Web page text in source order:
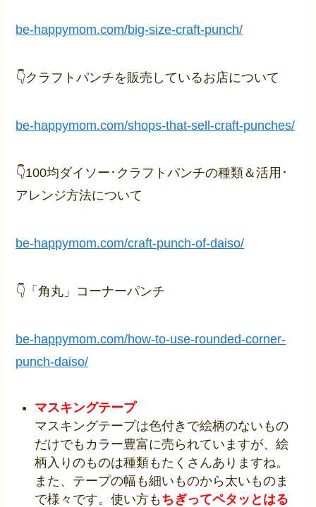
be-happymom.com/big-size-craft-punch/
👇クラフトパンチを販売しているお店について
be-happymom.com/shops-that-sell-craft-punches/
👇100均ダイソー･クラフトパンチの種類＆活用･
アレンジ方法について
be-happymom.com/craft-punch-of-daiso/
👇「角丸」コーナーパンチ
be-happymom.com/how-to-use-rounded-corner-
punch-daiso/
マスキングテープ
マスキングテープは色付きで絵柄のないもの
だけでもカラー豊富に売られていますが、絵
柄入りのものは種類もたくさんありますね。
また、テープの幅も細いものから太いものま
で様々です。使い方もちぎってペタッとはる